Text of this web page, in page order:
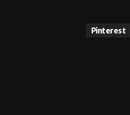
Pinterest